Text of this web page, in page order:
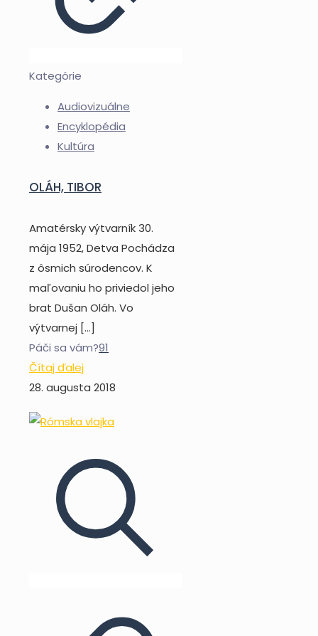
Kategórie
Audiovizuálne
Encyklopédia
Kultúra
OLÁH, TIBOR
Amatérsky výtvarník 30.
mája 1952, Detva Pochádza
z ôsmich súrodencov. K
maľovaniu ho priviedol jeho
brat Dušan Oláh. Vo
výtvarnej […]
Páči sa vám?91
Čítaj ďalej
28. augusta 2018